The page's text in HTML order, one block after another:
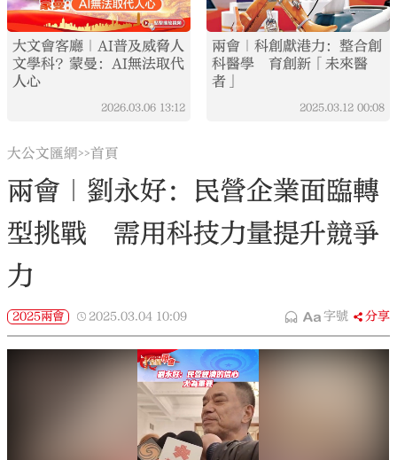
大文會客廳｜AI普及威脅人
文學科？蒙曼：AI無法取代
人心
2026.03.06 13:12
兩會｜科創獻港力：整合創
科醫學 育創新「未來醫
者」
2025.03.12 00:08
大公文匯網>>首頁
兩會｜劉永好：民營企業面臨轉
型挑戰 需用科技力量提升競爭
力
2025兩會 2025.03.04 10:09 字號 分享